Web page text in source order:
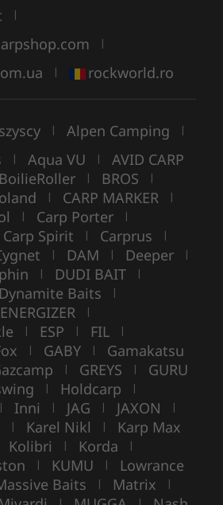
|
|
| rockworld.ro
| Alpen Camping |
| Aqua VU | AVID CARP
BoilieRoller | BROS |
| CARP MARKER |
| Carp Porter |
Carp Spirit | Carprus |
| DAM | Deeper |
| DUDI BAIT |
Dynamite Baits |
ENERGIZER |
| ESP | FIL |
| GABY | Gamakatsu
| GREYS | GURU
| Holdcarp |
| Inni | JAG | JAXON |
| Karel Nikl | Karp Max
Kolibri | Korda |
| KUMU | Lowrance
Baits | Matrix |